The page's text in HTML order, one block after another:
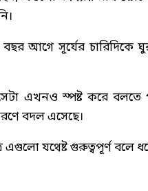
আগে সূর্যের চারিদিকে
এখনও স্পষ্ট করে বলতে
বদল এসেছে।
এগুলো যথেষ্ট গুরুত্বপূর্ণ বলে